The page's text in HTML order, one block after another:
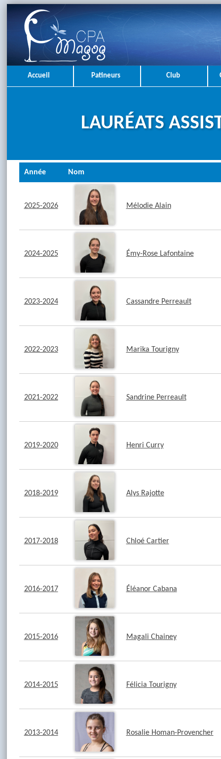
Accueil Patineurs Club
LAURÉATS
Année Nom
2025-2026 Mélodie Alain
2024-2025 Émy-Rose Lafontaine
2023-2024 Cassandre Perreault
2022-2023 Marika Tourigny
2021-2022 Sandrine Perreault
2019-2020 Henri Curry
2018-2019 Alys Rajotte
2017-2018 Chloé Cartier
2016-2017 Éléanor Cabana
2015-2016 Magali Chainey
2014-2015 Félicia Tourigny
2013-2014 Rosalie Homan-Provencher